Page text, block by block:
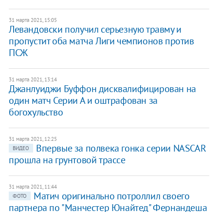
31 марта 2021, 15:05
Левандовски получил серьезную травму и
пропустит оба матча Лиги чемпионов против
ПСЖ
31 марта 2021, 13:14
Джанлуиджи Буффон дисквалифицирован на
один матч Серии А и оштрафован за
богохульство
31 марта 2021, 12:25
ВИДЕО
Впервые за полвека гонка серии NASCAR
прошла на грунтовой трассе
31 марта 2021, 11:44
ФОТО
Матич оригинально потроллил своего
партнера по "Манчестер Юнайтед" Фернандеша